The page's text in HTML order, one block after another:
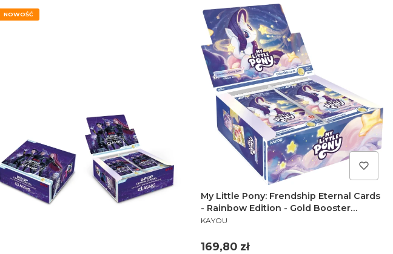
NOWOŚĆ
My Little Pony: Frendship Eternal Cards
- Rainbow Edition - Gold Booster
Display (20)
PRODUCENT
KAYOU
Cena
169,80 zł